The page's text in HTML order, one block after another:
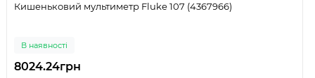
Кишеньковий мультиметр Fluke 107 (4367966)
В наявності
8024.24грн